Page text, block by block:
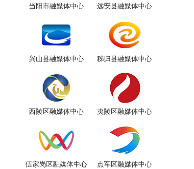
当阳市融媒体中心 远安县融媒体中心
兴山县融媒体中心 秭归县融媒体中心
西陵区融媒体中心 夷陵区融媒体中心
伍家岗区融媒体中心 点军区融媒体中心